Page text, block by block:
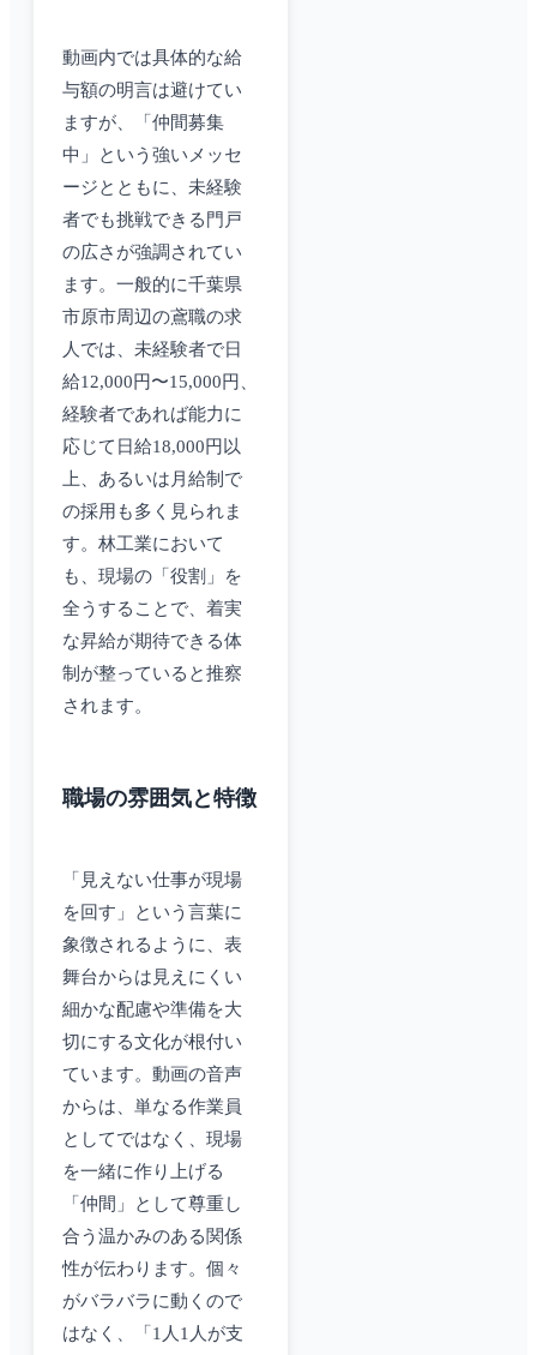
動画内では具体的な給
与額の明言は避けてい
ますが、「仲間募集
中」という強いメッセ
ージとともに、未経験
者でも挑戦できる門戸
の広さが強調されてい
ます。一般的に千葉県
市原市周辺の鳶職の求
人では、未経験者で日
給12,000円〜15,000円、
経験者であれば能力に
応じて日給18,000円以
上、あるいは月給制で
の採用も多く見られま
す。林工業において
も、現場の「役割」を
全うすることで、着実
な昇給が期待できる体
制が整っていると推察
されます。
職場の雰囲気と特徴
「見えない仕事が現場
を回す」という言葉に
象徴されるように、表
舞台からは見えにくい
細かな配慮や準備を大
切にする文化が根付い
ています。動画の音声
からは、単なる作業員
としてではなく、現場
を一緒に作り上げる
「仲間」として尊重し
合う温かみのある関係
性が伝わります。個々
がバラバラに動くので
はなく、「1人1人が支